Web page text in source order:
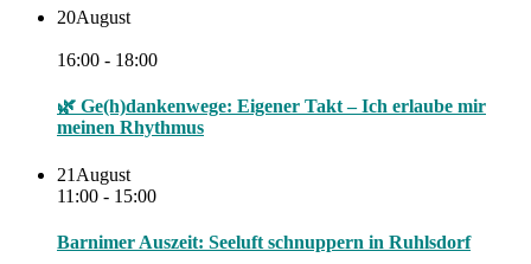
20August
16:00 - 18:00
🌿 Ge(h)dankenwege: Eigener Takt – Ich erlaube mir
meinen Rhythmus
21 August
11:00 - 15:00
Barnimer Auszeit: Seeluft schnuppern in Ruhlsdorf